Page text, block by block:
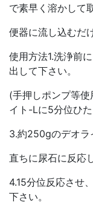
で素早く溶かして
便器に流し込むだ
使用方法1.洗浄前
出して下さい。
(手押しポンプ等
イト-Lに5分位ひ
3.約250gのデオラ
直ちに尿石に反応
4.15分位反応させ
下さい。